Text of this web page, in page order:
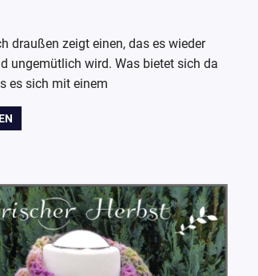
draußen zeigt einen, das es wieder
ungemütlich wird. Was bietet sich da
es sich mit einem